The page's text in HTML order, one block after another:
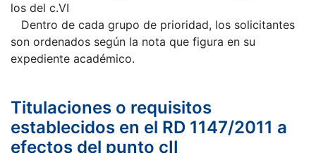
los del c.VI
Dentro de cada grupo de prioridad, los solicitantes
son ordenados según la nota que figura en su
expediente académico.
Titulaciones o requisitos
establecidos en el RD 1147/2011 a
efectos del punto cII